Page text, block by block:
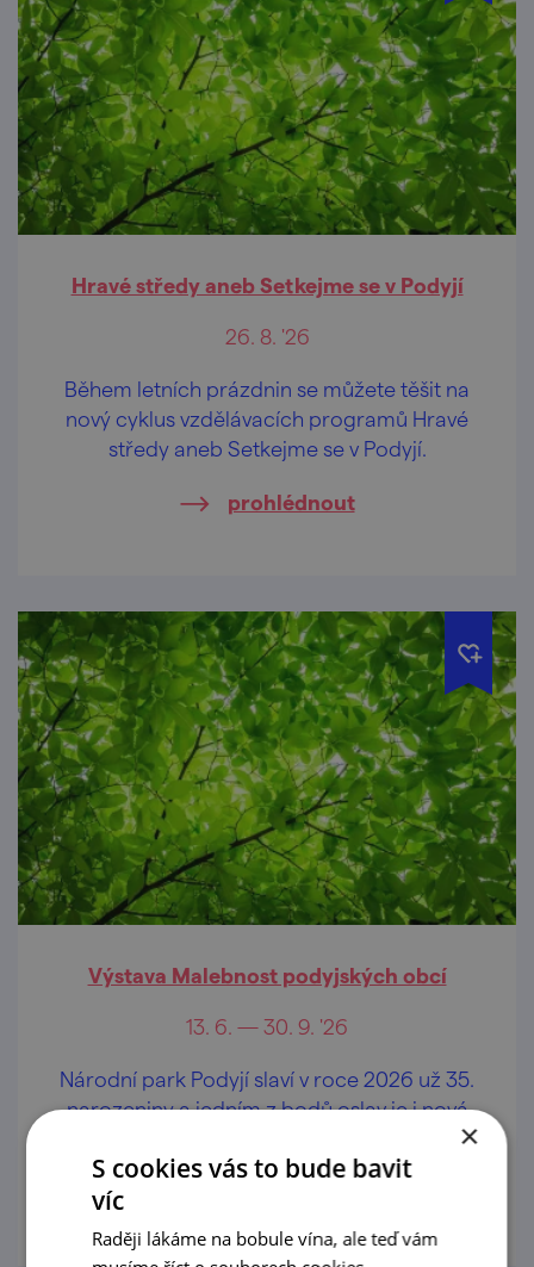
Hravé středy aneb Setkejme se v Podyjí
26. 8. '26
Během letních prázdnin se můžete těšit na
nový cyklus vzdělávacích programů Hravé
středy aneb Setkejme se v Podyjí.
prohlédnout
Výstava Malebnost podyjských obcí
13. 6. — 30. 9. '26
Národní park Podyjí slaví v roce 2026 už 35.
narozeniny a jedním z bodů oslav je i nová
výstava umístěná v bývalé celnici u mostu
přes řeku Dyji, který spojuje moravský Čížov
×
S cookies vás to bude bavit
víc
Raději lákáme na bobule vína, ale teď vám